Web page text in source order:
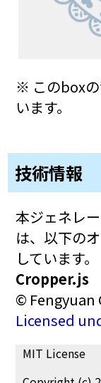
※ このboxの
います。
技術情報
本ジェネレ
は、以下の
しています。
Cropper.js
© Fengyuan
Licensed
MIT License